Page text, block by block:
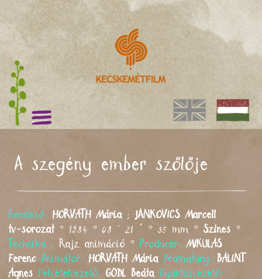
A szegény ember szőlője
Rendező: HORVÁTH Mária ; JANKOVICS Marcell
tv-sorozat° 1984 ° 08 ' 21 " ° 35 mm ° Színes °
Technika : Rajz animáció ° Producer:MIKULÁS
Ferenc Animátor: HORVÁTH Mária Dramaturg: BÁLINT
Ágnes Felvételvezető: GÖDL Beáta Gyártásvezető: